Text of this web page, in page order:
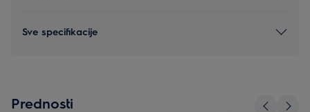
Sve specifikacije
Prednosti